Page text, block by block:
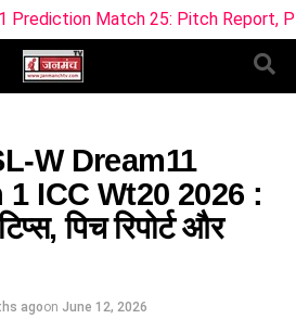
25: Pitch Report, Playing 11 &
W Dream11
ICC Wt20 2026 :
पिच रिपोर्ट और
agoon June 12, 2026